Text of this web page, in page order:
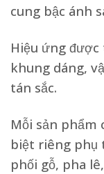
cung bậc ánh
Hiệu ứng
khung dáng,
tán sắc.
Mỗi sản phẩm
biệt riêng phụ
phối gỗ, pha